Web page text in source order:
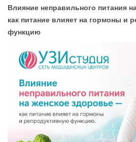
списку
Влияние неправильного питания
как питание влияет на гормоны и
функцию